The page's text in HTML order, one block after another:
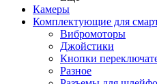
Камеры
Комплектующие для
Вибромоторы
Джойстики
Кнопки
Разное